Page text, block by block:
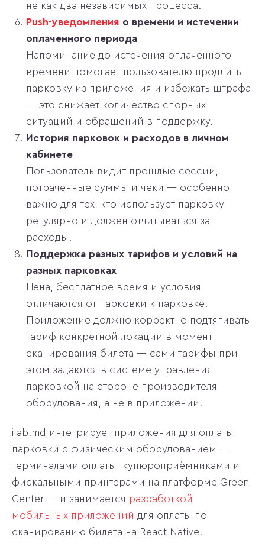
не как два независимых процесса.
Push-уведомления о времени и истечении
оплаченного периода
Напоминание до истечения оплаченного
времени помогает пользователю продлить
парковку из приложения и избежать штрафа
— это снижает количество спорных
ситуаций и обращений в поддержку.
История парковок и расходов в личном
кабинете
Пользователь видит прошлые сессии,
потраченные суммы и чеки — особенно
важно для тех, кто использует парковку
регулярно и должен отчитываться за
расходы.
Поддержка разных тарифов и условий на
разных парковках
Цена, бесплатное время и условия
отличаются от парковки к парковке.
Приложение должно корректно подтягивать
тариф конкретной локации в момент
сканирования билета — сами тарифы при
этом задаются в системе управления
парковкой на стороне производителя
оборудования, а не в приложении.
ilab.md интегрирует приложения для оплаты
парковки с физическим оборудованием —
терминалами оплаты, купюроприёмниками и
фискальными принтерами на платформе Green
Center — и занимается разработкой
мобильных приложений для оплаты по
сканированию билета на React Native.